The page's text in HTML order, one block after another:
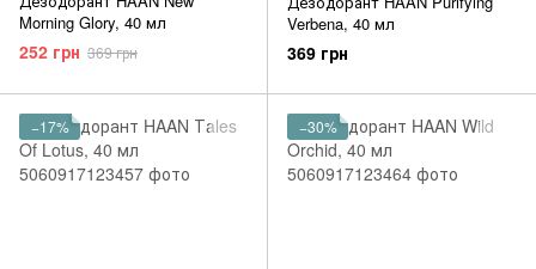
Morning Glory, 40 мл
252 грн 369 грн
Verbena, 40 мл
369 грн
−17% −30%